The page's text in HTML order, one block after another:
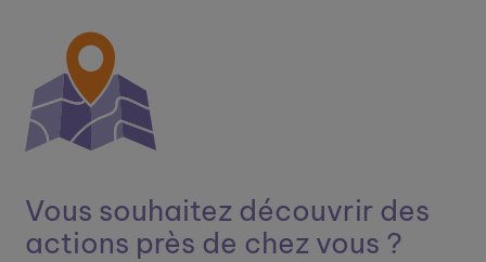
Vous souhaitez découvrir ​ des
actions près de chez vous ?